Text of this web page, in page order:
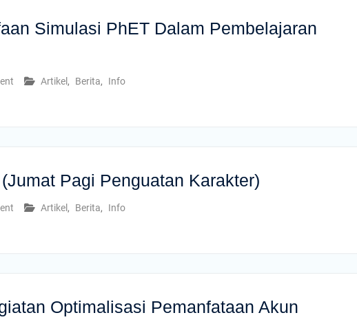
Simulasi PhET Dalam Pembelajaran
Artikel , Berita, Info
Pagi Penguatan Karakter)
Artikel , Berita, Info
Optimalisasi Pemanfataan Akun